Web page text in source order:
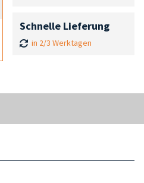
Schnelle Lieferung
in 2/3 Werktagen